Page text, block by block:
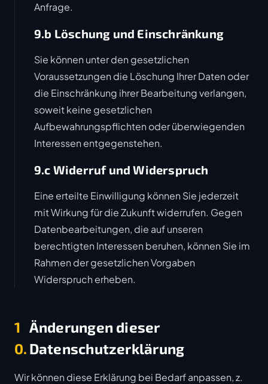
Anfrage.
9.b Löschung und Einschränkung
Sie können unter den gesetzlichen
Voraussetzungen die Löschung Ihrer Daten oder
die Einschränkung ihrer Bearbeitung verlangen,
soweit keine gesetzlichen
Aufbewahrungspflichten oder überwiegenden
Interessen entgegenstehen.
9.c Widerruf und Widerspruch
Eine erteilte Einwilligung können Sie jederzeit
mit Wirkung für die Zukunft widerrufen. Gegen
Datenbearbeitungen, die auf unseren
berechtigten Interessen beruhen, können Sie im
Rahmen der gesetzlichen Vorgaben
Widerspruch erheben.
1
0.
Änderungen dieser
Datenschutzerklärung
Wir können diese Erklärung bei Bedarf anpassen, z.